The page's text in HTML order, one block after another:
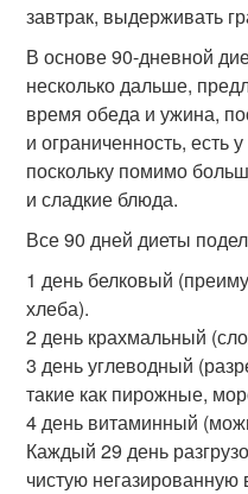
завтрак, выдерживать
В основе 90-дневной
несколько дальше,
время обеда и ужина,
и ограниченность,
поскольку помимо
и сладкие блюда.
Все 90 дней диеты
1 день белковый
хлеба).
2 день крахмальный
3 день углеводный
такие как пирожные,
4 день витаминный
Каждый 29 день
чистую